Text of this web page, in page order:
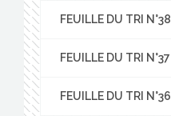
FEUILLE DU TRI N°38
FEUILLE DU TRI N°37
FEUILLE DU TRI N°36